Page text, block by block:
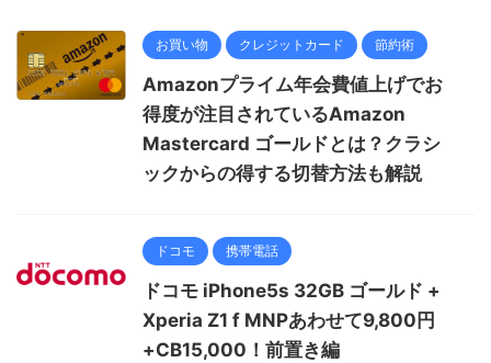
お買い物 クレジットカード 節約術
Amazonプライム年会費値上げでお
得度が注目されているAmazon
Mastercard ゴールドとは？クラシ
ックからの得する切替方法も解説
ドコモ 携帯電話
ドコモ iPhone5s 32GB ゴールド +
Xperia Z1 f MNPあわせて9,800円
+CB15,000！前置き編